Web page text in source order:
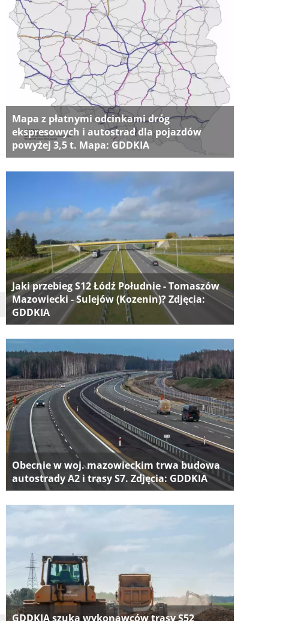
Mapa z płatnymi odcinkami dróg
ekspresowych i autostrad dla pojazdów
powyżej 3,5 t. Mapa: GDDKIA
Jaki przebieg S12 Łódź Południe - Tomaszów
Mazowiecki - Sulejów (Kozenin)? Zdjęcia:
GDDKIA
Obecnie w woj. mazowieckim trwa budowa
autostrady A2 i trasy S7. Zdjęcia: GDDKIA
GDDKIA szuka wykonawców trasy S52